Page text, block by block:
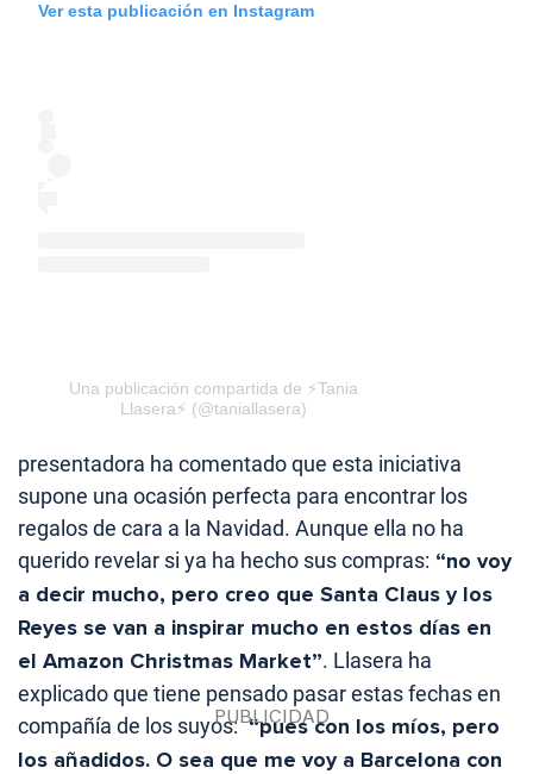
Ver esta publicación en Instagram
Una publicación compartida de ⚡️Tania
Llasera⚡️ (@taniallasera)
presentadora ha comentado que esta iniciativa
supone una ocasión perfecta para encontrar los
regalos de cara a la Navidad. Aunque ella no ha
querido revelar si ya ha hecho sus compras: “no voy
a decir mucho, pero creo que Santa Claus y los
Reyes se van a inspirar mucho en estos días en
el Amazon Christmas Market”. Llasera ha
explicado que tiene pensado pasar estas fechas en
compañía de los suyos:“pues con los míos, pero
los añadidos. O sea que me voy a Barcelona con